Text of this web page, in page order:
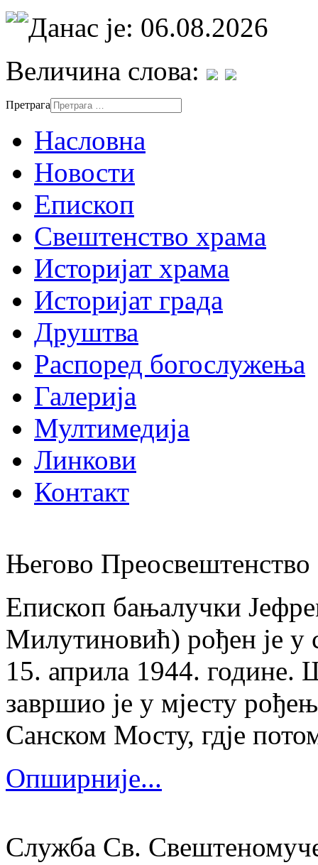
Данас је: 06.08.2026
Величина слова:
Претрага
Насловна
Новости
Епископ
Свештенство храма
Историјат храма
Историјат града
Друштва
Распоред богослужења
Галерија
Мултимедија
Линкови
Контакт
Његово
Епископ бањалучки
Милутиновић) рођен је у
15. априла 1944. године.
завршио је у мјесту
Санском Мосту, гдје
Опширније...
Служба Св.